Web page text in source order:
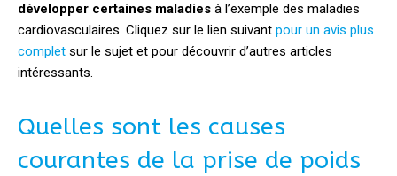
développer certaines maladies à l’exemple des maladies
cardiovasculaires. Cliquez sur le lien suivant pour un avis plus
complet sur le sujet et pour découvrir d’autres articles
intéressants.
Quelles sont les causes
courantes de la prise de poids